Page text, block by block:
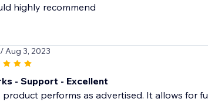
highly recommend
/ Aug 3, 2023
- Support - Excellent
product performs as advertised. It allows for